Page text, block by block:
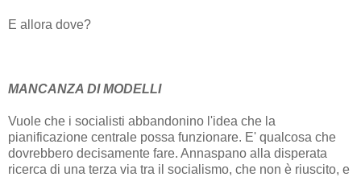
E allora dove?
MANCANZA DI MODELLI
Vuole che i socialisti abbandonino l'idea che la
pianificazione centrale possa funzionare. E' qualcosa che
dovrebbero decisamente fare. Annaspano alla disperata
ricerca di una terza via tra il socialismo, che non è riuscito, e